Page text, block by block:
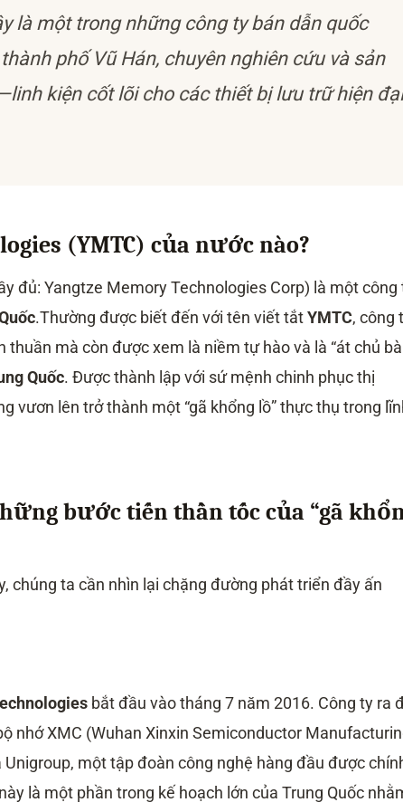
là một trong những công ty bán dẫn quốc
phố Vũ Hán, chuyên nghiên cứu và sản
kiện cốt lõi cho các thiết bị lưu trữ hiện đại
(YMTC) của nước nào?
đủ: Yangtze Memory Technologies Corp) là một công
.Thường được biết đến với tên viết tắtYMTC, công
mà còn được xem là niềm tự hào và là “át chủ
Quốc. Được thành lập với sứ mệnh chinh phục thị
vươn lên trở thành một “gã khổng lồ” thực thụ trong
bước tiến thần tốc của “gã
chúng ta cần nhìn lại chặng đường phát triển đầy ấn
bắt đầu vào tháng 7 năm 2016. Công ty ra
nhớ XMC (Wuhan Xinxin Semiconductor
một tập đoàn công nghệ hàng đầu được
là một phần trong kế hoạch lớn của Trung Quốc